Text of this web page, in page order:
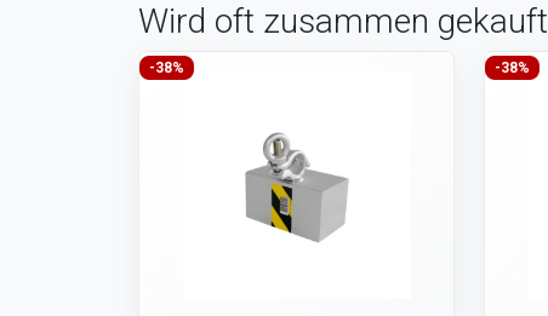
Wird oft zusammen gekauft
-38% -38%